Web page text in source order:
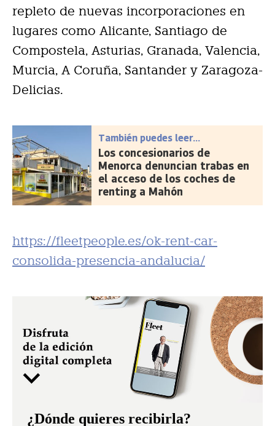
repleto de nuevas incorporaciones en
lugares como Alicante, Santiago de
Compostela, Asturias, Granada, Valencia,
Murcia, A Coruña, Santander y Zaragoza-
Delicias.
También puedes leer...
Los concesionarios de
Menorca denuncian trabas en
el acceso de los coches de
renting a Mahón
https://fleetpeople.es/ok-rent-car-
consolida-presencia-andalucia/
¿Dónde quieres recibirla?